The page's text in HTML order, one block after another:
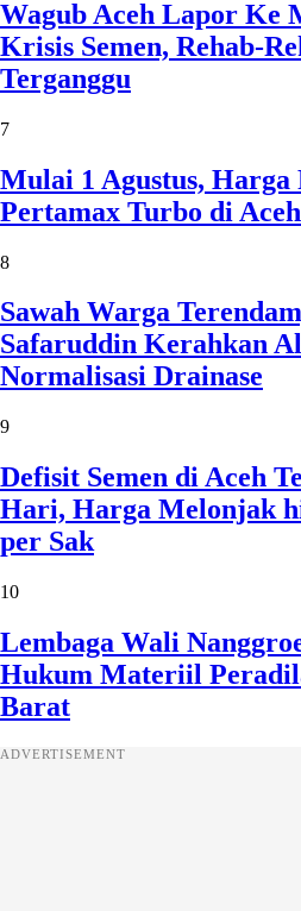
Wagub Aceh Lapor Ke
Krisis Semen, Rehab-
Terganggu
7
Mulai 1 Agustus, Harga
Pertamax Turbo di
8
Sawah Warga
Safaruddin Kerahkan
Normalisasi Drainase
9
Defisit Semen di Aceh
Hari, Harga Melonjak
per Sak
10
Lembaga Wali
Hukum Materiil
Barat
ADVERTISEMENT